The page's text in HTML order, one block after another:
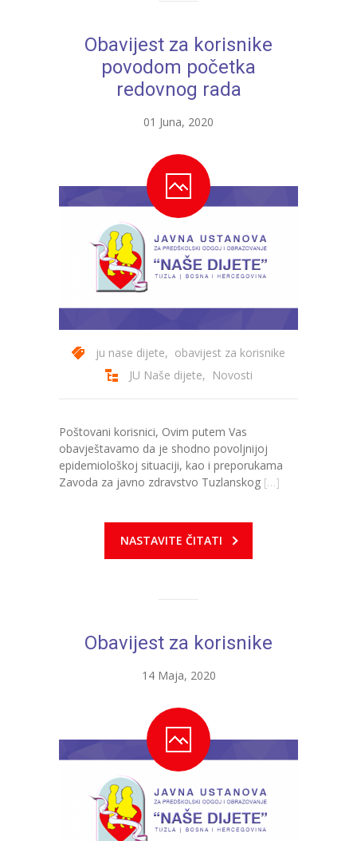
---- Odluke o izboru i poništenju
---- Nabavka usluga iz anexa II dio B
-- Edukacije za roditelje
-- Edukacije zaposlenika
Za roditelje
-- Obrasci i zahtjevi
-- Obavještenja za roditelje
Mala škola sporta
Kontakt
Obavijest za korisnike
povodom početka
redovnog rada
01 Juna, 2020
ju nase dijete, obavijest za korisnike
JU Naše dijete, Novosti
Poštovani korisnici, Ovim putem Vas
obavještavamo da je shodno povoljnijoj
epidemiološkoj situaciji, kao i preporukama
Zavoda za javno zdravstvo Tuzlanskog […]
NASTAVITE ČITATI
Obavijest za korisnike
14 Maja, 2020